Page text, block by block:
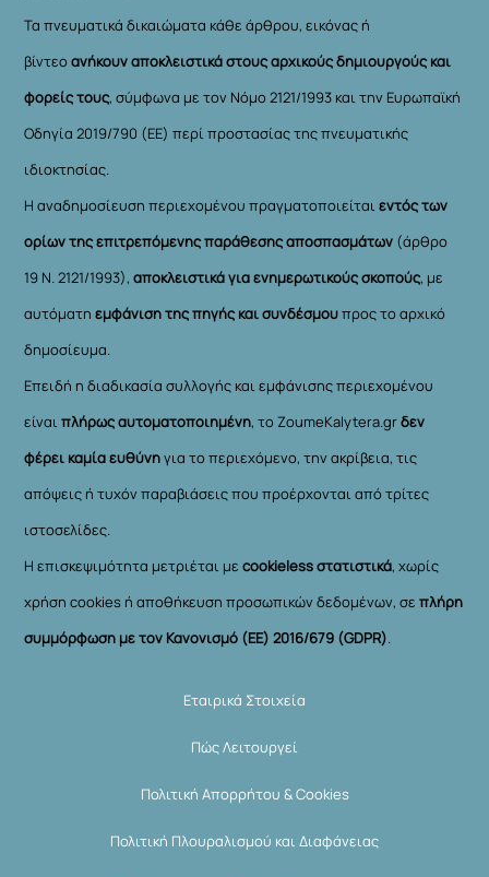
Τα πνευματικά δικαιώματα κάθε άρθρου, εικόνας ή
βίντεοανήκουν αποκλειστικά στους αρχικούς δημιουργούς και
φορείς τους, σύμφωνα με τον Νόμο 2121/1993 και την Ευρωπαϊκή
Οδηγία 2019/790 (ΕΕ) περί προστασίας της πνευματικής
ιδιοκτησίας.
Η αναδημοσίευση περιεχομένου πραγματοποιείταιεντός των
ορίων της επιτρεπόμενης παράθεσης αποσπασμάτων (άρθρο
19 Ν. 2121/1993), αποκλειστικά για ενημερωτικούς σκοπούς, με
αυτόματηεμφάνιση της πηγής και συνδέσμουπρος το αρχικό
δημοσίευμα.
Επειδή η διαδικασία συλλογής και εμφάνισης περιεχομένου
είναιπλήρως αυτοματοποιημένη, το ZoumeKalytera.grδεν
φέρει καμία ευθύνηγια το περιεχόμενο, την ακρίβεια, τις
απόψεις ή τυχόν παραβιάσεις που προέρχονται από τρίτες
ιστοσελίδες.
Η επισκεψιμότητα μετριέται μεcookieless στατιστικά, χωρίς
χρήση cookies ή αποθήκευση προσωπικών δεδομένων, σεπλήρη
συμμόρφωση με τον Κανονισμό (ΕΕ) 2016/679 (GDPR).
Εταιρικά Στοιχεία
Πώς Λειτουργεί
Πολιτική Απορρήτου & Cookies
Πολιτική Πλουραλισμού και Διαφάνειας